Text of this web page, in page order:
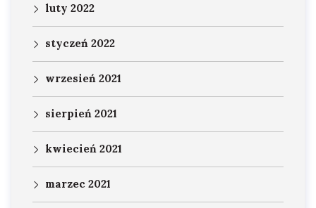
luty 2022
styczeń 2022
wrzesień 2021
sierpień 2021
kwiecień 2021
marzec 2021